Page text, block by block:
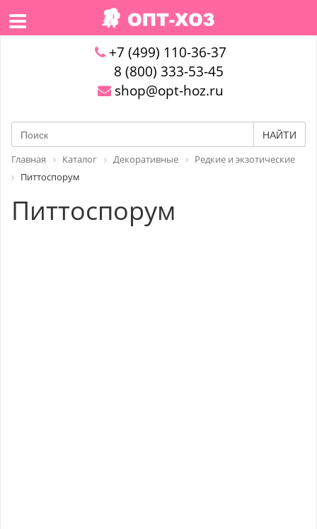
+7 (499) 110-36-37
8 (800) 333-53-45
shop@opt-hoz.ru
НАЙТИ
Главная Каталог Декоративные
Редкие и экзотические
Питтоспорум
Питтоспорум